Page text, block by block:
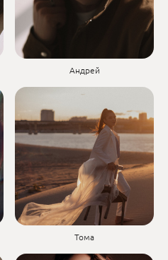
Андрей
Тома